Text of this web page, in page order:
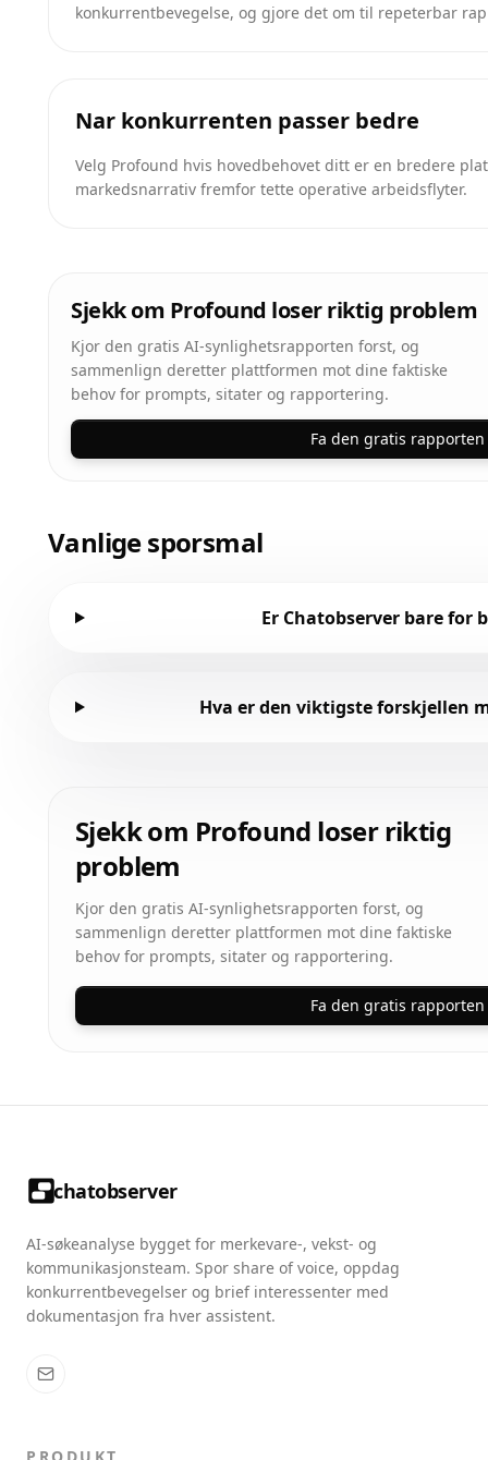
konkurrentbevegelse, og gjore det om til repeterbar
Nar konkurrenten passer bedre
Velg Profound hvis hovedbehovet ditt er en bredere
markedsnarrativ fremfor tette operative arbeidsflyter.
Sjekk om Profound loser riktig problem
Kjor den gratis AI-synlighetsrapporten forst, og
sammenlign deretter plattformen mot dine faktiske
behov for prompts, sitater og rapportering.
Fa den gratis rapporten
Vanlige sporsmal
Er Chatobserver bare for
Hva er den viktigste forskjellen
Sjekk om Profound loser riktig
problem
Kjor den gratis AI-synlighetsrapporten forst, og
sammenlign deretter plattformen mot dine faktiske
behov for prompts, sitater og rapportering.
Fa den gratis rapporten
chatobserver
AI-søkeanalyse bygget for merkevare-, vekst- og
kommunikasjonsteam. Spor share of voice, oppdag
konkurrentbevegelser og brief interessenter med
dokumentasjon fra hver assistent.